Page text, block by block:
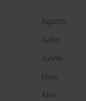
Agosto
Julho
Junho
Maio
Abril